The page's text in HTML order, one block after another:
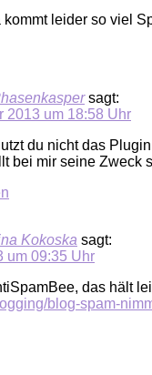
kommt leider so viel
sagt:
2013 um 18:58 Uhr
du nicht das Plugin
bei mir seine Zweck
Kokoska sagt:
um 09:35 Uhr
das hält
blog-spam-